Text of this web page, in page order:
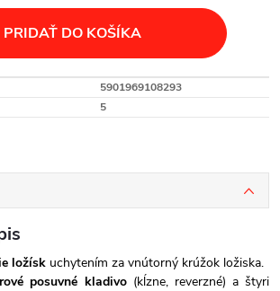
PRIDAŤ DO KOŠÍKA
5901969108293
5
ložísk uchytením za vnútorný krúžok ložiska.
posuvné kladivo(kĺzne, reverzné) a štyri